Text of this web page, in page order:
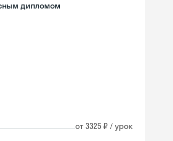
дипломом
от 3325 ₽ / урок